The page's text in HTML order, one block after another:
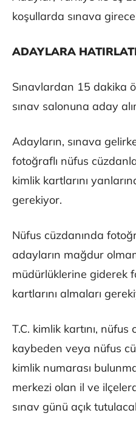
koşullarda sınava
ADAYLARA
Sınavlardan 15 dakika
sınav salonuna aday
Adayların, sınava
fotoğraflı nüfus
kimlik kartlarını
gerekiyor.
Nüfus cüzdanında
adayların mağdur
müdürlüklerine giderek
kartlarını almaları
T.C. kimlik kartını, nüfus
kaybeden veya nüfus
kimlik numarası
merkezi olan il ve
sınav günü açık